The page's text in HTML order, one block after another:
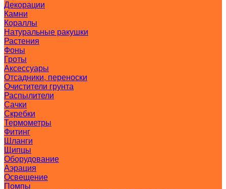
Декорации
Камни
Кораллы
Натуральные ракушки
Растения
Фоны
Гроты
Аксессуары
Отсадники, переноски
Очистители грунта
Распылители
Сачки
Скребки
Термометры
Фитинг
Шланги
Щипцы
Оборудование
Аэрация
Освещение
Помпы